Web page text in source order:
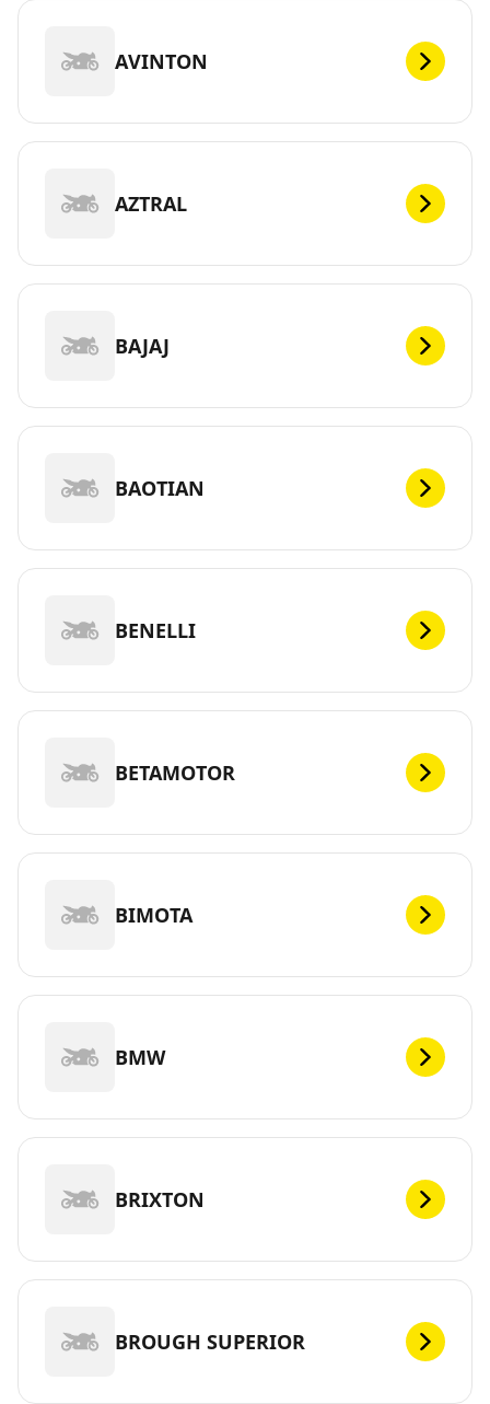
AVINTON
AZTRAL
BAJAJ
BAOTIAN
BENELLI
BETAMOTOR
BIMOTA
BMW
BRIXTON
BROUGH SUPERIOR